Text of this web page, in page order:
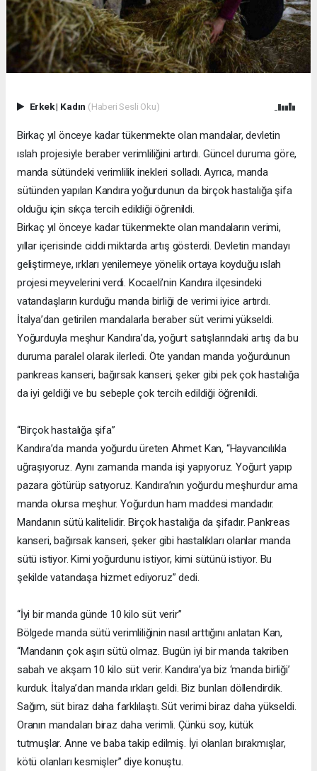
Erkek| Kadın (Haberi Sesli Oku)
Birkaç yıl önceye kadar tükenmekte olan mandalar, devletin
ıslah projesiyle beraber verimliliğini artırdı. Güncel duruma göre,
manda sütündeki verimlilik inekleri solladı. Ayrıca, manda
sütünden yapılan Kandıra yoğurdunun da birçok hastalığa şifa
olduğu için sıkça tercih edildiği öğrenildi.
Birkaç yıl önceye kadar tükenmekte olan mandaların verimi,
yıllar içerisinde ciddi miktarda artış gösterdi. Devletin mandayı
geliştirmeye, ırkları yenilemeye yönelik ortaya koyduğu ıslah
projesi meyvelerini verdi. Kocaeli’nin Kandıra ilçesindeki
vatandaşların kurduğu manda birliği de verimi iyice artırdı.
İtalya’dan getirilen mandalarla beraber süt verimi yükseldi.
Yoğurduyla meşhur Kandıra’da, yoğurt satışlarındaki artış da bu
duruma paralel olarak ilerledi. Öte yandan manda yoğurdunun
pankreas kanseri, bağırsak kanseri, şeker gibi pek çok hastalığa
da iyi geldiği ve bu sebeple çok tercih edildiği öğrenildi.
“Birçok hastalığa şifa”
Kandıra’da manda yoğurdu üreten Ahmet Kan, “Hayvancılıkla
uğraşıyoruz. Aynı zamanda manda işi yapıyoruz. Yoğurt yapıp
pazara götürüp satıyoruz. Kandıra’nın yoğurdu meşhurdur ama
manda olursa meşhur. Yoğurdun ham maddesi mandadır.
Mandanın sütü kalitelidir. Birçok hastalığa da şifadır. Pankreas
kanseri, bağırsak kanseri, şeker gibi hastalıkları olanlar manda
sütü istiyor. Kimi yoğurdunu istiyor, kimi sütünü istiyor. Bu
şekilde vatandaşa hizmet ediyoruz” dedi.
“İyi bir manda günde 10 kilo süt verir”
Bölgede manda sütü verimliliğinin nasıl arttığını anlatan Kan,
“Mandanın çok aşırı sütü olmaz. Bugün iyi bir manda takriben
sabah ve akşam 10 kilo süt verir. Kandıra’ya biz ‘manda birliği’
kurduk. İtalya’dan manda ırkları geldi. Biz bunları döllendirdik.
Sağım, süt biraz daha farklılaştı. Süt verimi biraz daha yükseldi.
Oranın mandaları biraz daha verimli. Çünkü soy, kütük
tutmuşlar. Anne ve baba takip edilmiş. İyi olanları bırakmışlar,
kötü olanları kesmişler” diye konuştu.